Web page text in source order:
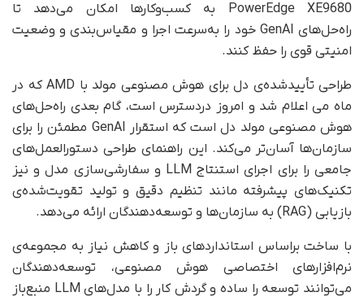
PowerEdge XE9680 به کسب‌وکارها امکان می‌دهد تا
راه‌حل‌های GenAI خود را به‌سرعت اجرا و مقیاس‌بندی و وضعیت
امنیتی قوی را حفظ کنند.
طراحی تأیید‌شده‌ی دل برای هوش مصنوعی مولد با AMD که در
ماه می اعلام شد و امروز در‌دسترس است، گام بعدی راه‌حل‌های
هوش مصنوعی مولد دل است که استقرار GenAI مطمئن را برای
سازمان‌ها آسان‌تر می‌کند. این راهنمای طراحی دستورالعمل‌های
جامعی را برای اجرای استنتاج LLM و سفارشی‌سازی مدل و نیز
تکنیک‌های پیشرفته مانند تنظیم دقیق و تولید تقویت‌شده‌ی
بازیابی (RAG) به سازمان‌ها و توسعه‌دهندگان ارائه می‌دهد.
با ساخت بر‌اساس استانداردهای باز و کاهش نیاز به مجموعه‌ی
نرم‌افزارهای اختصاصی هوش مصنوعی، توسعه‌دهندگان
می‌توانند توسعه را ساده و گردش کار را با مدل‌های LLM منبع‌باز